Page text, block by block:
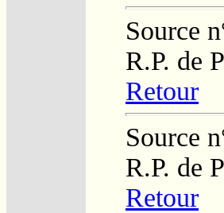
Source
R.P. de
Retour
Source
R.P. de
Retour